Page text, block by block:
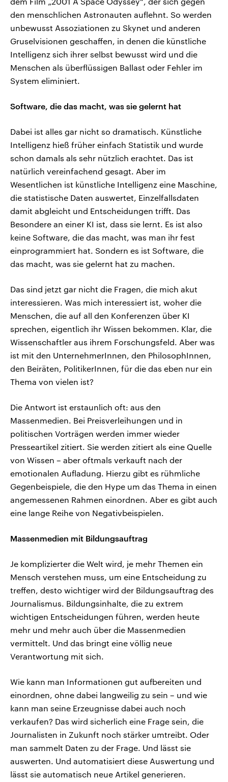
den menschlichen Astronauten auflehnt. So werden
unbewusst Assoziationen zu Skynet und anderen
Gruselvisionen geschaffen, in denen die künstliche
Intelligenz sich ihrer selbst bewusst wird und die
Menschen als überflüssigen Ballast oder Fehler im
System eliminiert.
Software, die das macht, was sie gelernt hat
Dabei ist alles gar nicht so dramatisch. Künstliche
Intelligenz hieß früher einfach Statistik und wurde
schon damals als sehr nützlich erachtet. Das ist
natürlich vereinfachend gesagt. Aber im
Wesentlichen ist künstliche Intelligenz eine Maschine,
die statistische Daten auswertet, Einzelfallsdaten
damit abgleicht und Entscheidungen trifft. Das
Besondere an einer KI ist, dass sie lernt. Es ist also
keine Software, die das macht, was man ihr fest
einprogrammiert hat. Sondern es ist Software, die
das macht, was sie gelernt hat zu machen.
Das sind jetzt gar nicht die Fragen, die mich akut
interessieren. Was mich interessiert ist, woher die
Menschen, die auf all den Konferenzen über KI
sprechen, eigentlich ihr Wissen bekommen. Klar, die
Wissenschaftler aus ihrem Forschungsfeld. Aber was
ist mit den UnternehmerInnen, den PhilosophInnen,
den Beiräten, PolitikerInnen, für die das eben nur ein
Thema von vielen ist?
Die Antwort ist erstaunlich oft: aus den
Massenmedien. Bei Preisverleihungen und in
politischen Vorträgen werden immer wieder
Presseartikel zitiert. Sie werden zitiert als eine Quelle
von Wissen – aber oftmals verkauft nach der
emotionalen Aufladung. Hierzu gibt es rühmliche
Gegenbeispiele, die den Hype um das Thema in einen
angemessenen Rahmen einordnen. Aber es gibt auch
eine lange Reihe von Negativbeispielen.
Massenmedien mit Bildungsauftrag
Je komplizierter die Welt wird, je mehr Themen ein
Mensch verstehen muss, um eine Entscheidung zu
treffen, desto wichtiger wird der Bildungsauftrag des
Journalismus. Bildungsinhalte, die zu extrem
wichtigen Entscheidungen führen, werden heute
mehr und mehr auch über die Massenmedien
vermittelt. Und das bringt eine völlig neue
Verantwortung mit sich.
Wie kann man Informationen gut aufbereiten und
einordnen, ohne dabei langweilig zu sein – und wie
kann man seine Erzeugnisse dabei auch noch
verkaufen? Das wird sicherlich eine Frage sein, die
Journalisten in Zukunft noch stärker umtreibt. Oder
man sammelt Daten zu der Frage. Und lässt sie
auswerten. Und automatisiert diese Auswertung und
lässt sie automatisch neue Artikel generieren.